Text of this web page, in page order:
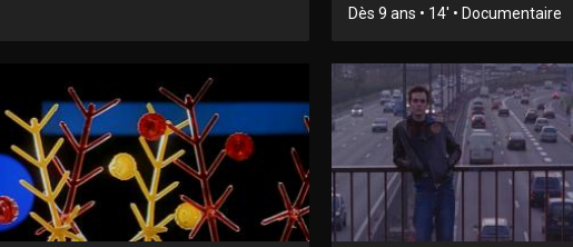
Dès 9 ans • 14' • Documentaire